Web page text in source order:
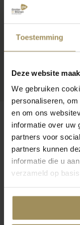
Toestemming
Deze website
We gebruiken
personaliseren,
en om ons
informatie over uw
partners voor
partners kunnen
informatie die u
verzameld op
Op zoek